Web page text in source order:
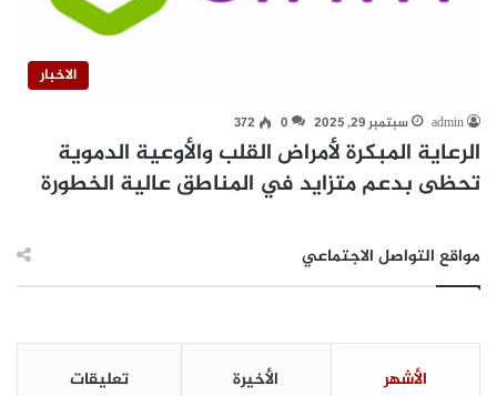
الاخبار
admin سبتمبر 29, 2025 0
372
الرعاية المبكرة لأمراض القلب والأوعية الدموية
تحظى بدعم متزايد في المناطق عالية الخطورة
مواقع التواصل الاجتماعي
الأشهر الأخيرة تعليقات